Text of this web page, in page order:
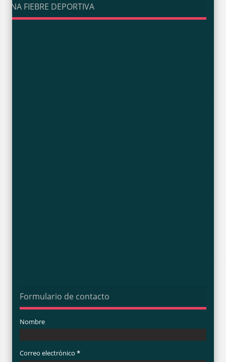
UNA FIEBRE DEPORTIVA
Formulario de contacto
Nombre
Correo electrónico *